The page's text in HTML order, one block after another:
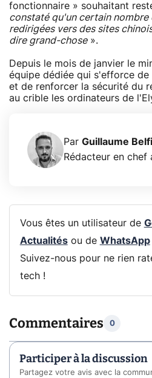
fonctionnaire » souhaitant
constaté qu'un certain
redirigées vers des sites
dire grand-chose».
Depuis le mois de janvier le
équipe dédiée qui s'efforce
et de renforcer la sécurité du
au crible les ordinateurs de
Par Guillaume
Rédacteur en chef
Vous êtes un utilisateur de
Actualitésou de WhatsApp
Suivez-nous pour ne rien
tech !
Commentaires 0
Participer à la discussion
Partagez votre avis avec la